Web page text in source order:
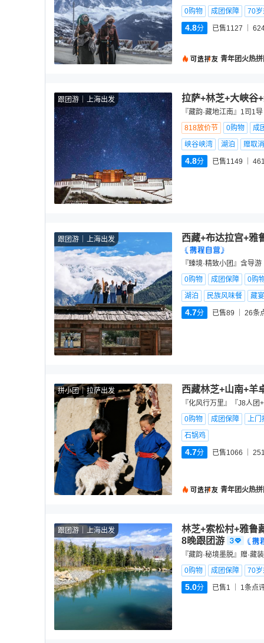
0购物
成团保障 70
4.8分 已售1127
青年团火热
跟团游 上海出发 拉萨+林芝+大峡谷
『藏韵·藏地江南』1司1
818放价节
0购物
成
峡谷峡湾
湖泊 赠取
4.8分 已售1149
跟团游 上海出发 西藏+布达拉宫+雅
『臻境·精致小团』含导
0购物
成团保障
0购
湖泊
民族风味餐 藏宴
4.7分 已售89 26条
拼小团 拉萨出发 西藏林芝+山南+羊
『化风行万里』『J8人
0购物
成团保障
上门
石锅鸡
4.7分 已售1066
青年团火热
跟团游 上海出发
林芝+索松村+雅鲁
8晚跟团游
『藏韵·秘境墨脱』赠·
0购物
成团保障 70
5.0分 已售1 1条点